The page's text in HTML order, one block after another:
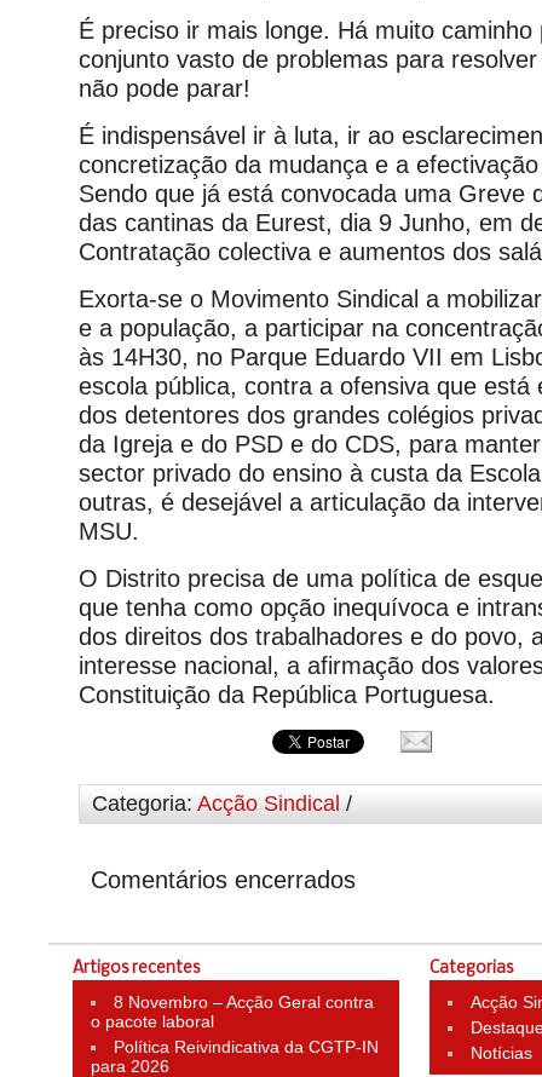
É preciso ir mais longe. Há muito
conjunto vasto de problemas para
não pode parar!
É indispensável ir à luta, ir ao
concretização da mudança e a
Sendo que já está convocada uma Greve
das cantinas da Eurest, dia 9 Junho, em
Contratação colectiva e aumentos dos
Exorta-se o Movimento Sindical a
e a população, a participar na
às 14H30, no Parque Eduardo VII em
escola pública, contra a ofensiva que está
dos detentores dos grandes colégios
da Igreja e do PSD e do CDS, para
sector privado do ensino à custa da
outras, é desejável a articulação da
MSU.
O Distrito precisa de uma política de
que tenha como opção inequívoca e
dos direitos dos trabalhadores e do povo,
interesse nacional, a afirmação dos
Constituição da República Portuguesa.
Categoria: Acção Sindical /
Comentários encerrados
Artigos recentes
8 Novembro – Acção Geral contra
o pacote laboral
Política Reivindicativa da CGTP-IN
para 2026
Categorias
Acção
Notícias